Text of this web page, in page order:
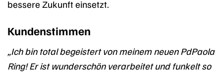
bessere Zukunft einsetzt.
Kundenstimmen
„Ich bin total begeistert von meinem neuen PdPaola
Ring! Er ist wunderschön verarbeitet und funkelt so